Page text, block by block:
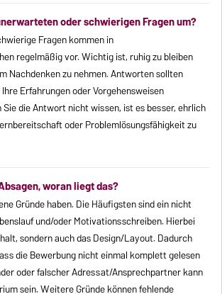
oder schwierigen Fragen um?
Fragen kommen in
regelmäßig vor. Wichtig ist, ruhig zu bleiben
Nachdenken zu nehmen. Antworten sollten
Erfahrungen oder Vorgehensweisen
die Antwort nicht wissen, ist es besser, ehrlich
oder Problemlösungsfähigkeit zu
woran liegt das?
Gründe haben. Die Häufigsten sind ein nicht
und/oder Motivationsschreiben. Hierbei
sondern auch das Design/Layout. Dadurch
die Bewerbung nicht einmal komplett gelesen
oder falscher Adressat/Ansprechpartner kann
sein. Weitere Gründe können fehlende